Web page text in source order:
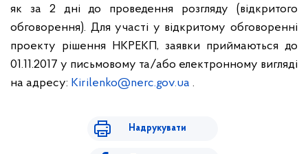
як за 2 дні до проведення розгляду (відкритого
обговорення). Для участі у відкритому обговоренні
проекту рішення НКРЕКП, заявки приймаються до
01.11.2017 у письмовому та/або електронному вигляді
на адресу: Kirilenko@nerc.gov.ua .
Надрукувати